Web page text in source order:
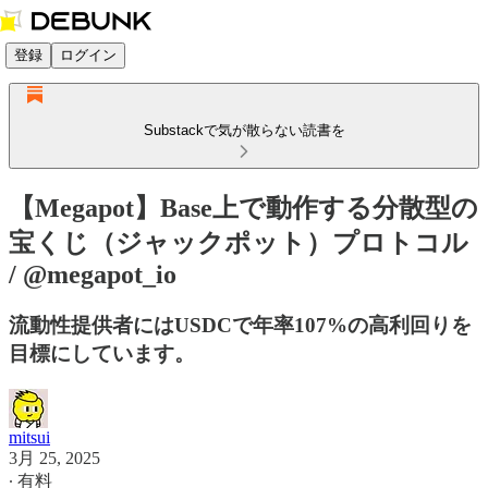
登録 ログイン
Substackで気が散らない読書を
【Megapot】Base上で動作する分散型の
宝くじ（ジャックポット）プロトコル
/ @megapot_io
流動性提供者にはUSDCで年率107%の高利回りを
目標にしています。
mitsui
3月 25, 2025
∙ 有料